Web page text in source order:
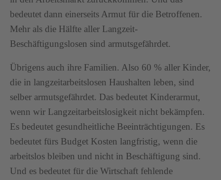
bedeutet dann einerseits Armut für die Betroffenen.
Mehr als die Hälfte aller Langzeit-
Beschäftigungslosen sind armutsgefährdet.
Übrigens auch ihre Familien. Also 60 % aller Kinder,
die in langzeitarbeitslosen Haushalten leben, sind
selber armutsgefährdet. Das bedeutet Kinderarmut,
wenn wir Langzeitarbeitslosigkeit nicht bekämpfen.
Es bedeutet gesundheitliche Beeinträchtigungen. Es
bedeutet fürs Budget Kosten langfristig, wenn die
arbeitslos bleiben und nicht in Beschäftigung sind.
Und es bedeutet für die Wirtschaft fehlende